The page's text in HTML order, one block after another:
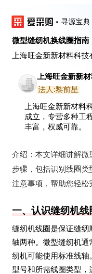
寻源宝典
微型缝纫机换线圈指南
上海旺金新新材料科技
上海旺金新新
法人:黎前星
上海旺金新新材料
成立，专营多种工
丰富，权威可靠。
介绍： 本文详细讲解微
步骤，包括识别线圈
注意事项，帮助您轻松
一、认识缝纫机线
缝纫机线圈是保证缝
轴两种。微型缝纫机通
纫机可能使用标准线
型号和所需线圈类型，